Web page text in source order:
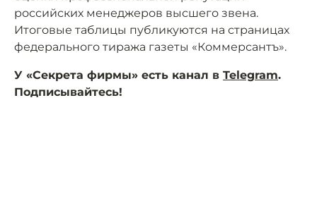
российских менеджеров высшего звена.
Итоговые таблицы публикуются на страницах
федерального тиража газеты «Коммерсантъ».
У «Секрета фирмы» есть канал в Telegram.
Подписывайтесь!